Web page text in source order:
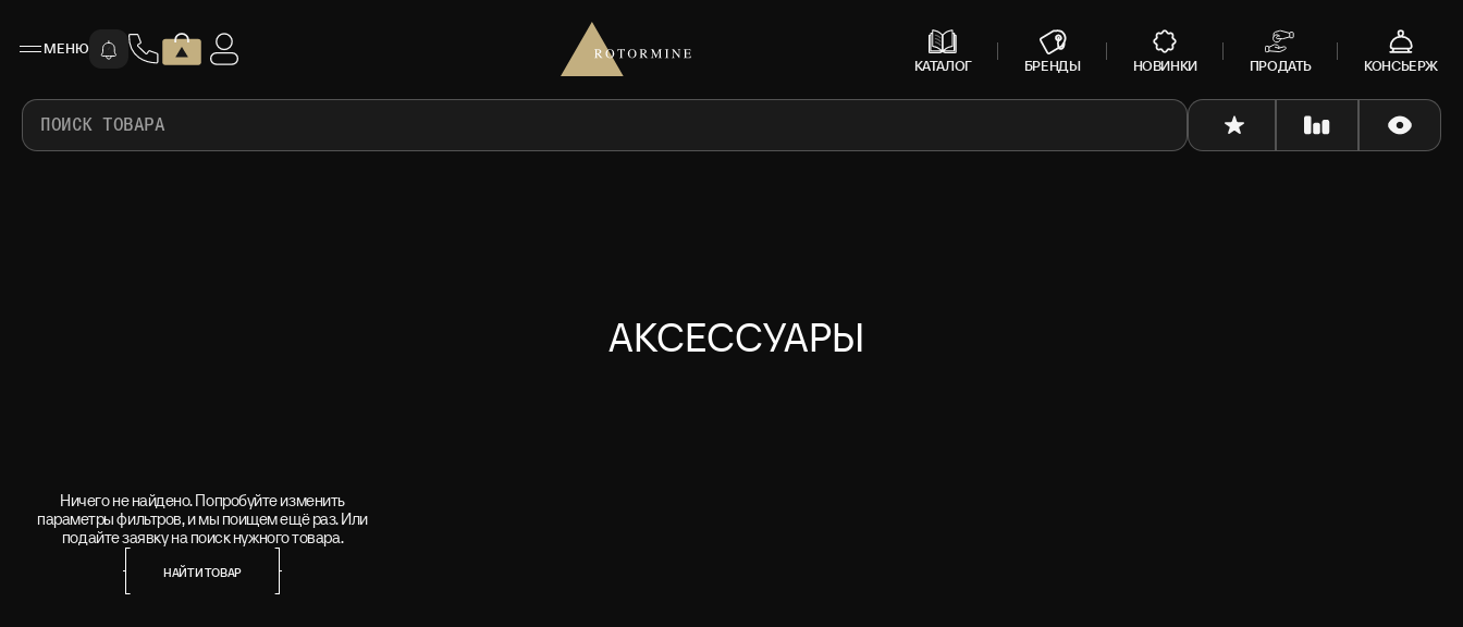
МЕНЮ
КАТАЛОГ
БРЕНДЫ НОВИНКИ ПРОДАТЬ КОНСЬЕРЖ
ПОИСК ТОВАРА
АКСЕССУАРЫ
Ничего не найдено. Попробуйте изменить
параметры фильтров, и мы поищем ещё раз. Или
подайте заявку на поиск нужного товара.
НАЙТИ ТОВАР